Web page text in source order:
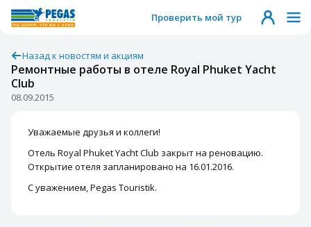
Проверить мой тур
Назад к новостям и акциям
Ремонтные работы в отеле Royal Phuket Yacht
Club
08.09.2015
Уважаемые друзья и коллеги!
Отель Royal Phuket Yacht Club закрыт на реновацию.
Открытие отеля запланировано на 16.01.2016.
С уважением, Pegas Touristik.